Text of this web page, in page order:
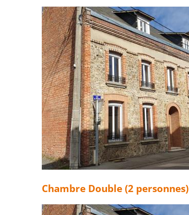
Chambre Double (2 personnes)